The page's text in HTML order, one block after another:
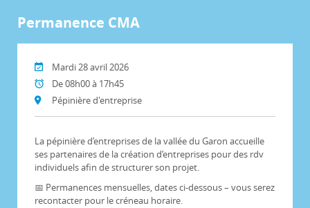
Permanence CMA
Mardi 28 avril 2026
De 08h00 à 17h45
Pépinière d'entreprise
La pépinière d’entreprises de la vallée du Garon accueille
ses partenaires de la création d’entreprises pour des rdv
individuels afin de structurer son projet.
📅 Permanences mensuelles, dates ci-dessous – vous serez
recontacter pour le créneau horaire.